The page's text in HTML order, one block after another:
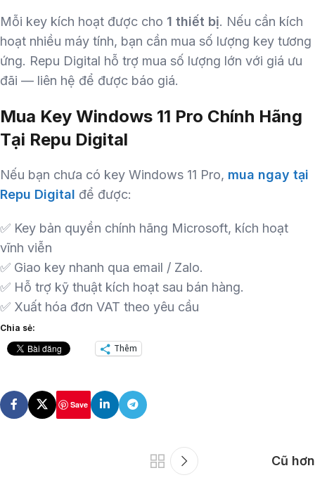
Mỗi key kích hoạt được cho 1 thiết bị. Nếu cần kích
hoạt nhiều máy tính, bạn cần mua số lượng key tương
ứng. Repu Digital hỗ trợ mua số lượng lớn với giá ưu
đãi — liên hệ để được báo giá.
Mua Key Windows 11 Pro Chính Hãng
Tại Repu Digital
Nếu bạn chưa có key Windows 11 Pro, mua ngay tại
Repu Digital để được:
✅ Key bản quyền chính hãng Microsoft, kích hoạt
vĩnh viễn
✅ Giao key nhanh qua email / Zalo.
✅ Hỗ trợ kỹ thuật kích hoạt sau bán hàng.
✅ Xuất hóa đơn VAT theo yêu cầu
Chia sẻ:
Thêm
Save
Cũ hơn